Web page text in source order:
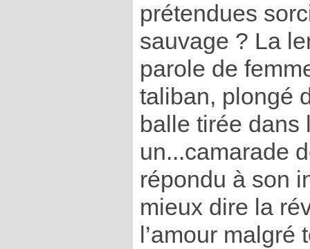
prétendues
sauvage ? La
parole de
taliban, plongé
balle tirée dans
un...camarade
répondu à son
mieux dire la
l’amour